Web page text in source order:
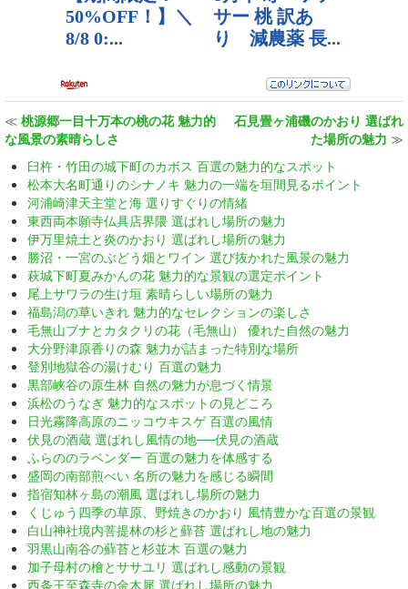
≪ 桃源郷一目十万本の桃の花 魅力的
な風景の素晴らしさ
石見畳ヶ浦磯のかおり 選ばれ
た場所の魅力 ≫
臼杵・竹田の城下町のカボス 百選の魅力的なスポット
松本大名町通りのシナノキ 魅力の一端を垣間見るポイント
河浦崎津天主堂と海 選りすぐりの情緒
東西両本願寺仏具店界隈 選ばれし場所の魅力
伊万里焼土と炎のかおり 選ばれし場所の魅力
勝沼・一宮のぶどう畑とワイン 選び抜かれた風景の魅力
萩城下町夏みかんの花 魅力的な景観の選定ポイント
尾上サワラの生け垣 素晴らしい場所の魅力
福島潟の草いきれ 魅力的なセレクションの楽しさ
毛無山ブナとカタクリの花（毛無山） 優れた自然の魅力
大分野津原香りの森 魅力が詰まった特別な場所
登別地獄谷の湯けむり 百選の魅力
黒部峡谷の原生林 自然の魅力が息づく情景
浜松のうなぎ 魅力的なスポットの見どころ
日光霧降高原のニッコウキスゲ 百選の風情
伏見の酒蔵 選ばれし風情の地──伏見の酒蔵
ふらののラベンダー 百選の魅力を体感する
盛岡の南部煎べい 名所の魅力を感じる瞬間
指宿知林ヶ島の潮風 選ばれし場所の魅力
くじゅう四季の草原、野焼きのかおり 風情豊かな百選の景観
白山神社境内菩提林の杉と蘚苔 選ばれし地の魅力
羽黒山南谷の蘚苔と杉並木 百選の魅力
加子母村の檜とササユリ 選ばれし感動の景観
西条王至森寺の金木犀 選ばれし場所の魅力